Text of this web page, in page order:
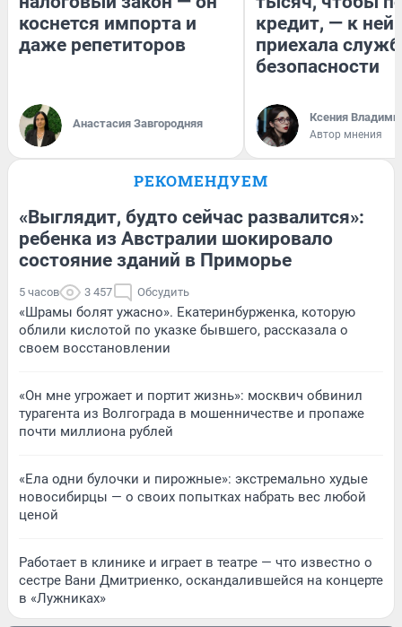
коснется импорта и
даже репетиторов
Анастасия Завгородняя
кредит, — к
приехала
безопасности
Ксения
Автор мнения
РЕКОМЕНДУЕМ
«Выглядит, будто сейчас развалится»:
ребенка из Австралии шокировало
состояние зданий в Приморье
5 часов 3 457 Обсудить
«Шрамы болят ужасно». Екатеринбурженка, которую
облили кислотой по указке бывшего, рассказала о
своем восстановлении
«Он мне угрожает и портит жизнь»: москвич обвинил
турагента из Волгограда в мошенничестве и пропаже
почти миллиона рублей
«Ела одни булочки и пирожные»: экстремально худые
новосибирцы — о своих попытках набрать вес любой
ценой
Работает в клинике и играет в театре — что известно о
сестре Вани Дмитриенко, оскандалившейся на концерте
в «Лужниках»